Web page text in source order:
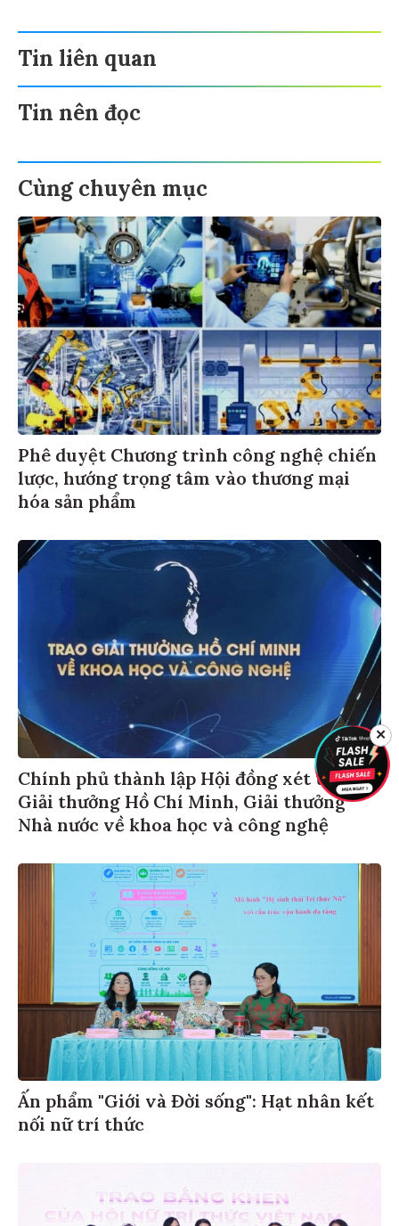
Tin liên quan
Tin nên đọc
Cùng chuyên mục
Phê duyệt Chương trình công nghệ chiến
lược, hướng trọng tâm vào thương mại
hóa sản phẩm
Chính phủ thành lập Hội đồng xét tặng
Giải thưởng Hồ Chí Minh, Giải thưởng
Nhà nước về khoa học và công nghệ
Ấn phẩm "Giới và Đời sống": Hạt nhân kết
nối nữ trí thức
✕